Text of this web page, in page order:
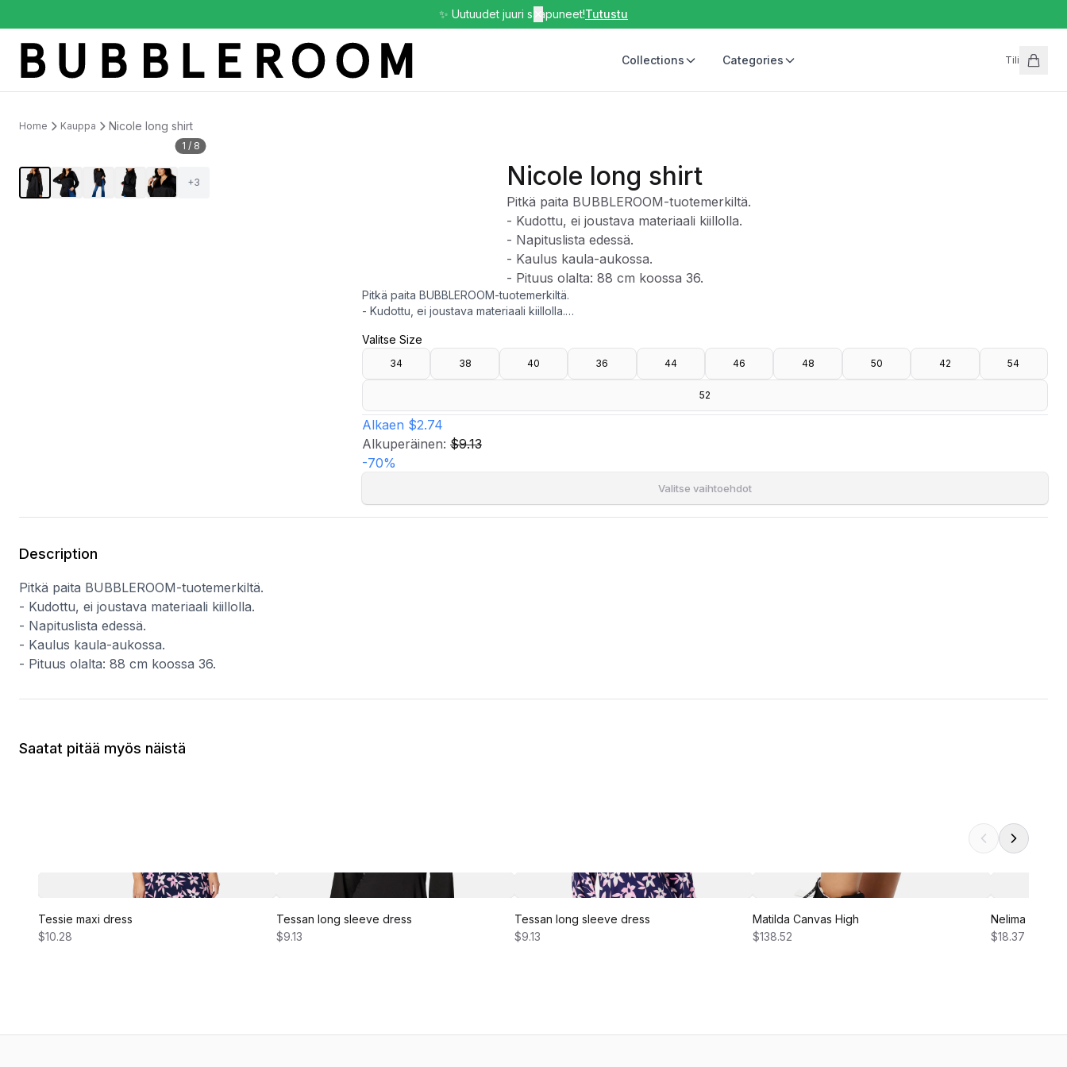
✨ Uutuudet juuri saapuneet!Tutustu
Collections Categories Tili
Home Kauppa Nicole long shirt
1 / 8
+3 Nicole long shirt
Pitkä paita BUBBLEROOM-tuotemerkiltä.
- Kudottu, ei joustava materiaali kiillolla.
- Napituslista edessä.
- Kaulus kaula-aukossa.
- Pituus olalta: 88 cm koossa 36.
Pitkä paita BUBBLEROOM-tuotemerkiltä.
- Kudottu, ei joustava materiaali kiillolla.
- Kaulus kaula-aukossa.
- Pituus olalta: 88 cm koossa 36.
Valitse Size
34 38 40 36 44 46 48 50 42 54
52
Alkaen $2.74
Alkuperäinen: $9.13
-70%
Valitse vaihtoehdot
Description
Pitkä paita BUBBLEROOM-tuotemerkiltä.
- Kudottu, ei joustava materiaali kiillolla.
- Napituslista edessä.
- Kaulus kaula-aukossa.
- Pituus olalta: 88 cm koossa 36.
Saatat pitää myös näistä
Tessie maxi dress
$10.28
Tessan long sleeve dress
$9.13
Tessan long sleeve dress
$9.13
Matilda Canvas High
$138.52
Nelima Dress
$18.37